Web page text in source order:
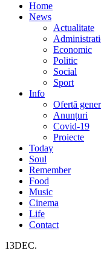
Home
News
Actualitate
Economic
Politic
Social
Sport
Info
Ofertă
Anunțuri
Covid-19
Proiecte
Today
Soul
Remember
Food
Music
Cinema
Life
Contact
13DEC.